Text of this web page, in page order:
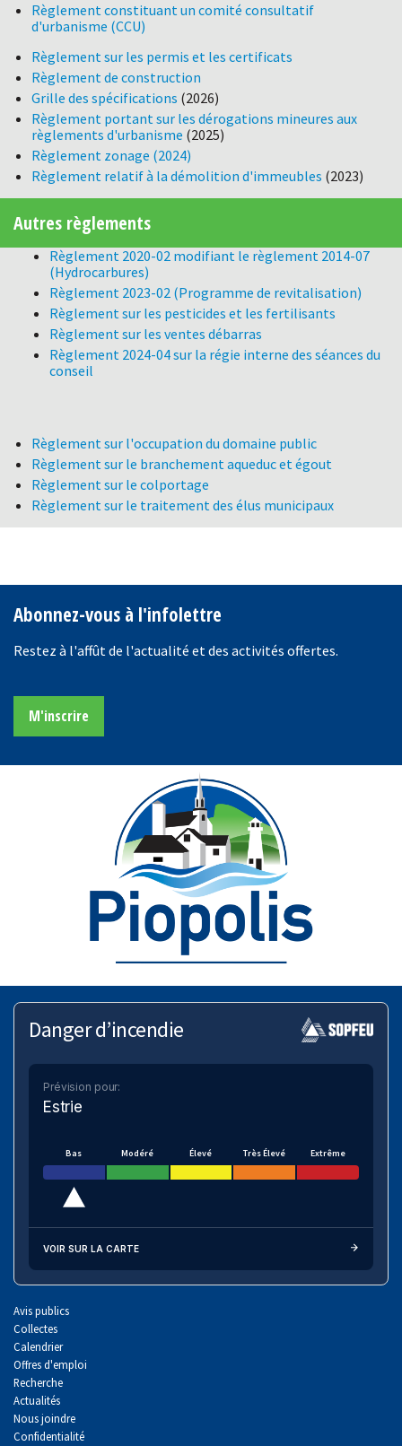
Règlement constituant un comité consultatif
d'urbanisme (CCU)
Règlement sur les permis et les certificats
Règlement de construction
Grille des spécifications (2026)
Règlement portant sur les dérogations mineures aux
règlements d'urbanisme (2025)
Règlement zonage (2024)
Règlement relatif à la démolition d'immeubles (2023)
Autres règlements
Règlement 2020-02 modifiant le règlement 2014-07
(Hydrocarbures)
Règlement 2023-02 (Programme de revitalisation)
Règlement sur les pesticides et les fertilisants
Règlement sur les ventes débarras
Règlement 2024-04 sur la régie interne des séances du
conseil
Règlement sur l'occupation du domaine public
Règlement sur le branchement aqueduc et égout
Règlement sur le colportage
Règlement sur le traitement des élus municipaux
Abonnez-vous à l'infolettre
Restez à l'affût de l'actualité et des activités offertes.
M'inscrire
Danger d’incendie
Prévision pour:
Estrie
Bas Modéré Élevé Très Élevé Extrême
VOIR SUR LA CARTE
Avis publics
Collectes
Calendrier
Offres d'emploi
Recherche
Actualités
Nous joindre
Confidentialité